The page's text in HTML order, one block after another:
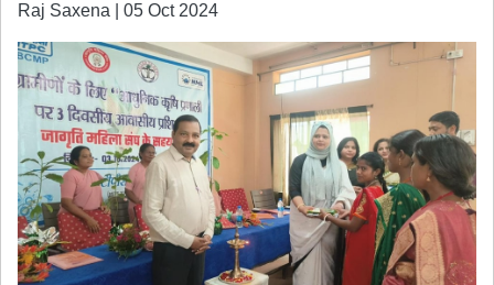
Raj Saxena 05 Oct 2024